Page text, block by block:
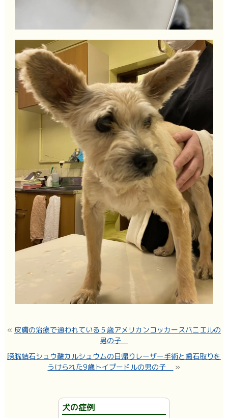
« 皮膚の治療で通われている５歳アメリカンコッカースパニエルの
男の子
膀胱結石シュウ酸カルシュウムの日帰りレーザー手術と歯石取りを
うけられた9歳トイプードルの男の子
»
犬の症例